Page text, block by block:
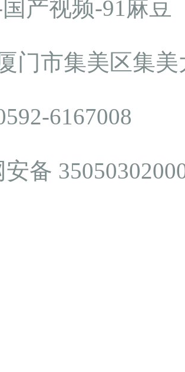
产视频-91麻豆
门市集美区集美
6167008
备